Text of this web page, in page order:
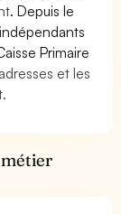
. Depuis le
Primaire
et les